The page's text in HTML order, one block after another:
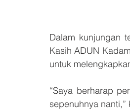
Dalam kunjungan
Kasih ADUN
untuk
“Saya berharap
sepenuhnya nanti,”